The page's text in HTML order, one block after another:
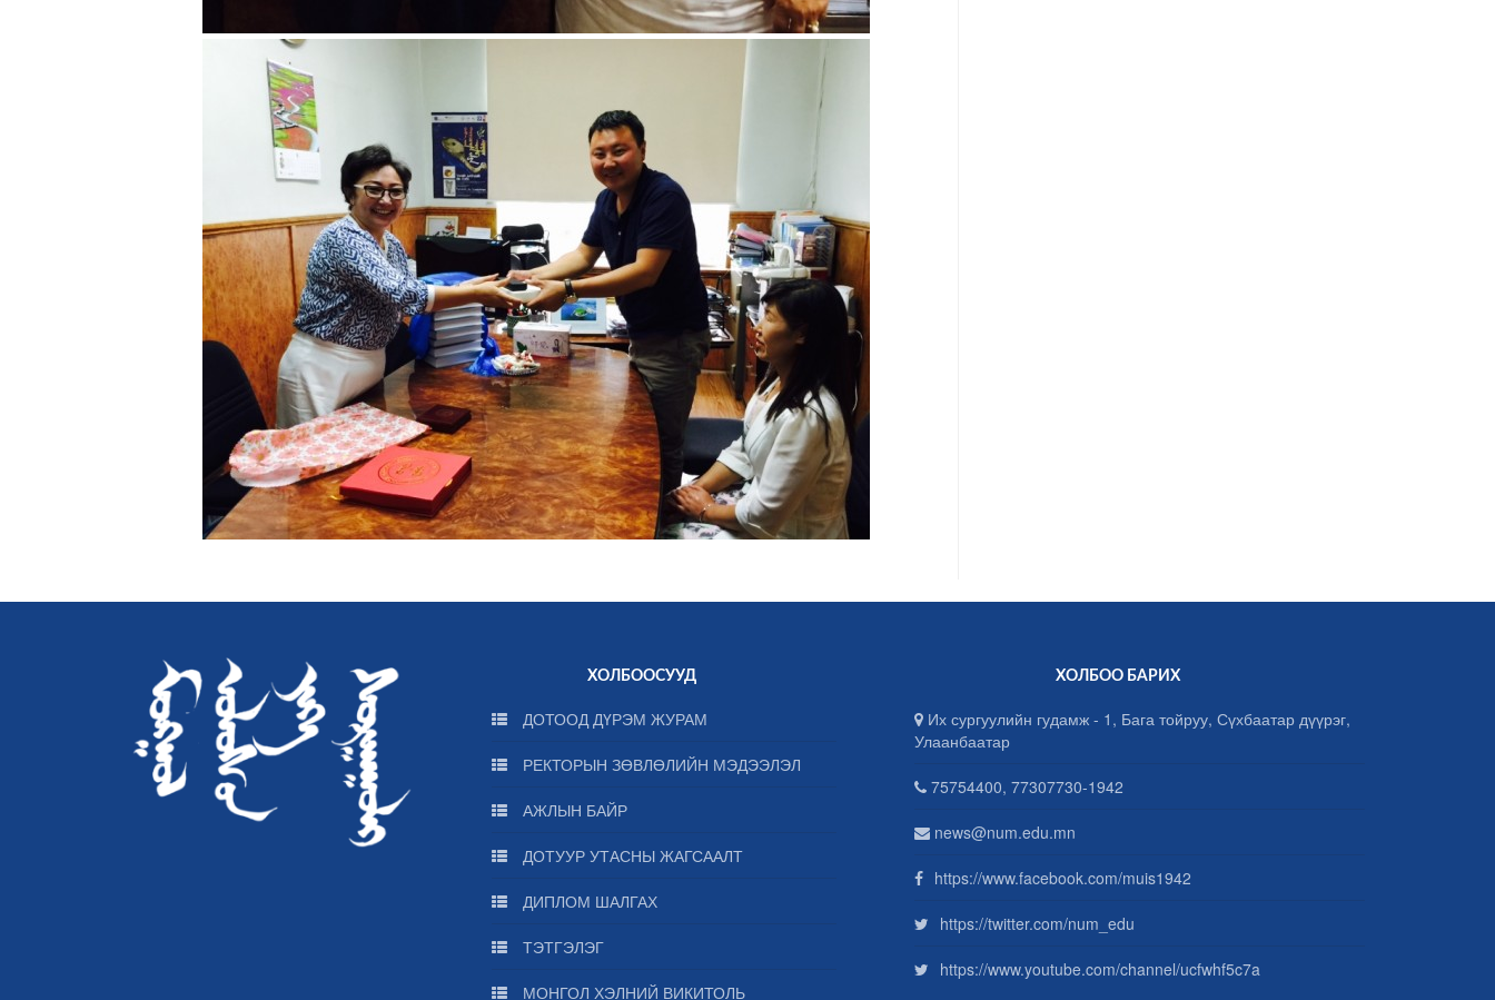
ХОЛБООСУУД
ДОТООД ДҮРЭМ ЖУРАМ
РЕКТОРЫН ЗӨВЛӨЛИЙН МЭДЭЭЛЭЛ
АЖЛЫН БАЙР
ДОТУУР УТАСНЫ ЖАГСААЛТ
ДИПЛОМ ШАЛГАХ
ТЭТГЭЛЭГ
МОНГОЛ ХЭЛНИЙ ВИКИТОЛЬ
ХОЛБОО БАРИХ
Их сургуулийн гудамж - 1, Бага тойруу, Сүхбаатар дүүрэг,
Улаанбаатар
75754400, 77307730-1942
news@num.edu.mn
https://www.facebook.com/muis1942
https://twitter.com/num_edu
https://www.youtube.com/channel/ucfwhf5c7a